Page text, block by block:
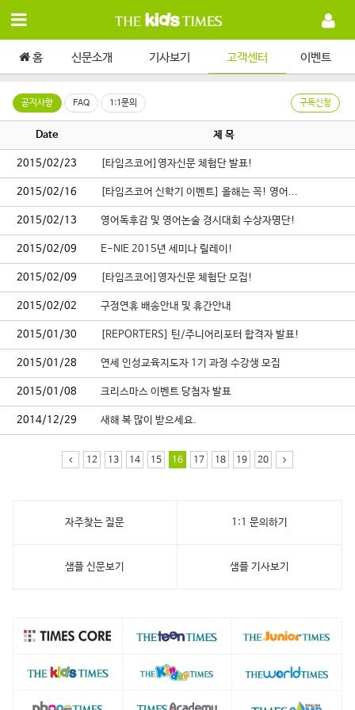
홈 신문소개 기사보기 고객센터 이벤트
공지사항 FAQ 1:1문의 구독신청
Date 제 목
2015/02/23 [타임즈코어]영자신문 체험단 발표!
2015/02/16 [타임즈코어 신학기 이벤트] 올해는 꼭! 영어...
2015/02/13 영어독후감 및 영어논술 경시대회 수상자명단!
2015/02/09 E-NIE 2015년 세미나 릴레이!
2015/02/09 [타임즈코어]영자신문 체험단 모집!
2015/02/02 구정연휴 배송안내 및 휴간안내
2015/01/30 [REPORTERS] 틴/주니어리포터 합격자 발표!
2015/01/28 연세 인성교육지도자 1기 과정 수강생 모집
2015/01/08 크리스마스 이벤트 당첨자 발표
2014/12/29 새해 복 많이 받으세요.
12 13 14 15 16 17 18 19 20
자주찾는 질문 1:1 문의하기
샘플 신문보기 샘플 기사보기